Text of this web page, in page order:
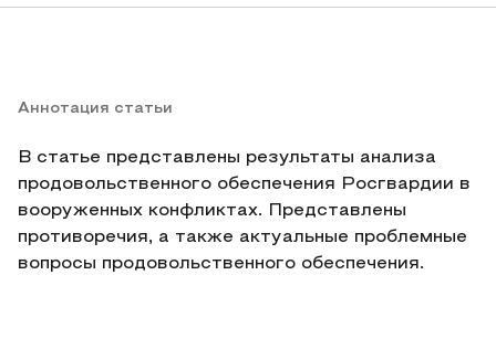
Аннотация статьи
В статье представлены результаты анализа
продовольственного обеспечения Росгвардии в
вооруженных конфликтах. Представлены
противоречия, а также актуальные проблемные
вопросы продовольственного обеспечения.